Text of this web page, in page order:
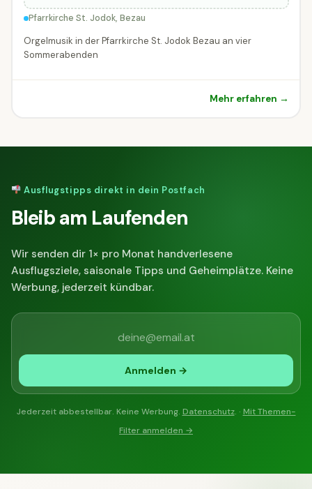
Pfarrkirche St. Jodok, Bezau
Orgelmusik in der Pfarrkirche St. Jodok Bezau an vier
Sommerabenden
Mehr erfahren →
Ausflugstipps direkt in dein Postfach
Bleib am Laufenden
Wir senden dir 1× pro Monat handverlesene
Ausflugsziele, saisonale Tipps und Geheimplätze. Keine
Werbung, jederzeit kündbar.
Anmelden →
Jederzeit abbestellbar. Keine Werbung. Datenschutz. · Mit Themen-
Filter anmelden →